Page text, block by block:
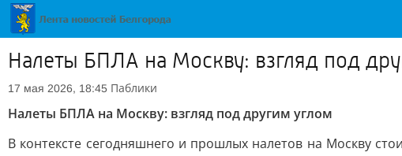
Налеты БПЛА на Москву: взгляд под
17 мая 2026, 18:45 Паблики
Налеты БПЛА на Москву: взгляд под другим углом
В контексте сегодняшнего и прошлых налетов на Москву